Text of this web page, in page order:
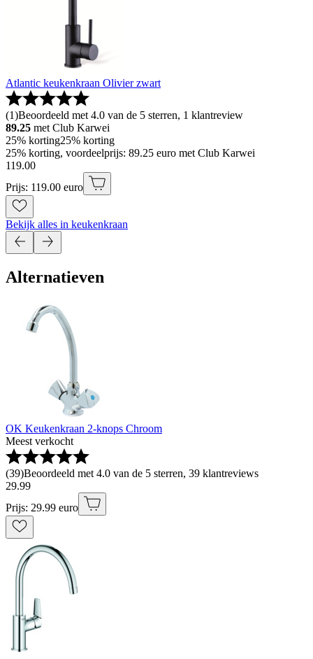
Atlantic keukenkraan Olivier zwart
(1)Beoordeeld met 4.0 van de 5 sterren, 1 klantreview
89.25 met Club Karwei
25% korting25% korting
25% korting, voordeelprijs: 89.25 euro met Club Karwei
119.00
Prijs: 119.00 euro
Bekijk alles in keukenkraan
Alternatieven
OK Keukenkraan 2-knops Chroom
Meest verkocht
(39)Beoordeeld met 4.0 van de 5 sterren, 39 klantreviews
29.99
Prijs: 29.99 euro